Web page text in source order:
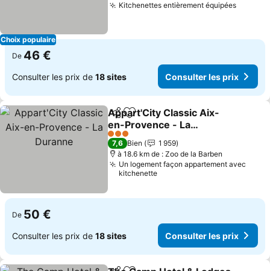
Choix populaire
Kitchenettes entièrement équipées
De 46 €
Consulter les prix de 18 sites Consulter les prix
PartagerAjouter à mes favoris
Appart'City Classic Aix-
en-Provence - La
Duranne
Consulter les prix
3 Étoiles
7,6 Bien
1 959
à 18.6 km de : Zoo de la Barben
Un logement façon appartement avec
kitchenette
De 50 €
Consulter les prix de 18 sites Consulter les prix